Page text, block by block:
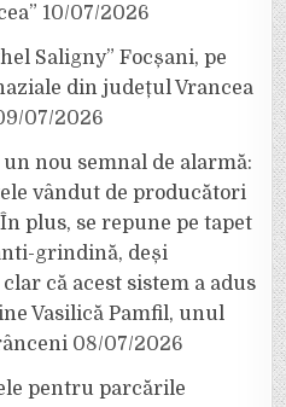
10/07/2026
Saligny” Focșani, pe
din județul Vrancea
07/2026
nou semnal de alarmă:
vândut de producători
plus, se repune pe tapet
grindină, deși
că acest sistem a adus
Vasilică Pamfil, unul
08/07/2026
pentru parcările